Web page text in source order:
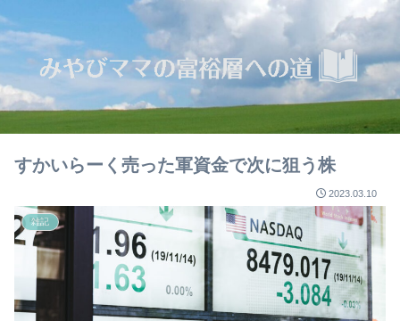
すかいらーく売った軍資金で次に狙う株
2023.03.10
雑記